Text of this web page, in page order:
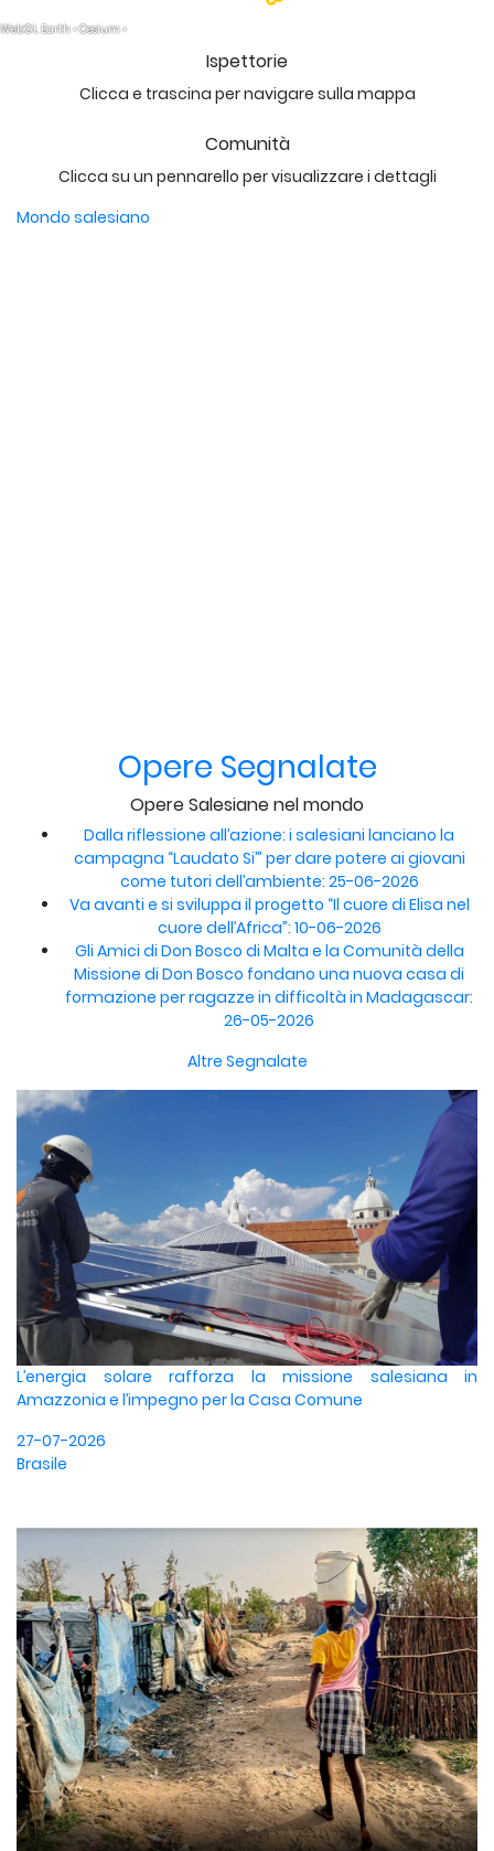
Ispettorie
Clicca e trascina per navigare sulla mappa
Comunità
Clicca su un pennarello per visualizzare i dettagli
Mondo salesiano
Opere Segnalate
Opere Salesiane nel mondo
Dalla riflessione all’azione: i salesiani lanciano la
campagna “Laudato Si’” per dare potere ai giovani
come tutori dell’ambiente: 25-06-2026
Va avanti e si sviluppa il progetto “Il cuore di Elisa nel
cuore dell’Africa”: 10-06-2026
Gli Amici di Don Bosco di Malta e la Comunità della
Missione di Don Bosco fondano una nuova casa di
formazione per ragazze in difficoltà in Madagascar:
26-05-2026
Altre Segnalate
L’energia solare rafforza la missione salesiana in
Amazzonia e l’impegno per la Casa Comune
27-07-2026
Brasile